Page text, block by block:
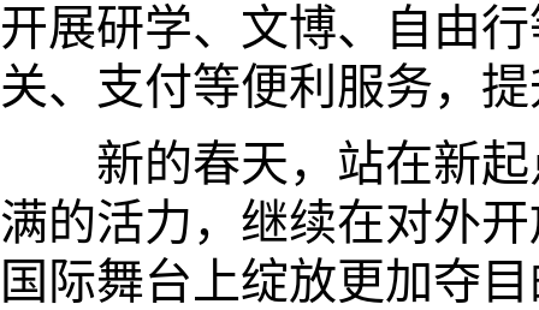
开展研学、文博、自由
关、支付等便利服务，
新的春天，站在新起
满的活力，继续在对外
国际舞台上绽放更加夺